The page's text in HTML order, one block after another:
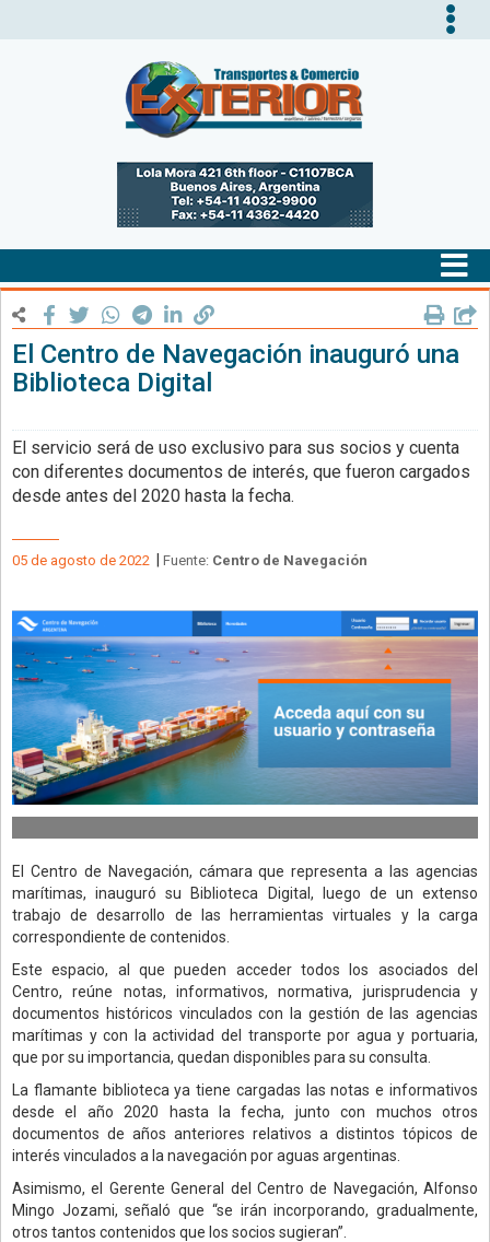
El Centro de Navegación inauguró una
Biblioteca Digital
El servicio será de uso exclusivo para sus socios y cuenta
con diferentes documentos de interés, que fueron cargados
desde antes del 2020 hasta la fecha.
05 de agosto de 2022 Fuente: Centro de Navegación
El Centro de Navegación, cámara que representa a las agencias
marítimas, inauguró su Biblioteca Digital, luego de un extenso
trabajo de desarrollo de las herramientas virtuales y la carga
correspondiente de contenidos.
Este espacio, al que pueden acceder todos los asociados del
Centro, reúne notas, informativos, normativa, jurisprudencia y
documentos históricos vinculados con la gestión de las agencias
marítimas y con la actividad del transporte por agua y portuaria,
que por su importancia, quedan disponibles para su consulta.
La flamante biblioteca ya tiene cargadas las notas e informativos
desde el año 2020 hasta la fecha, junto con muchos otros
documentos de años anteriores relativos a distintos tópicos de
interés vinculados a la navegación por aguas argentinas.
Asimismo, el Gerente General del Centro de Navegación, Alfonso
Mingo Jozami, señaló que “se irán incorporando, gradualmente,
otros tantos contenidos que los socios sugieran”.